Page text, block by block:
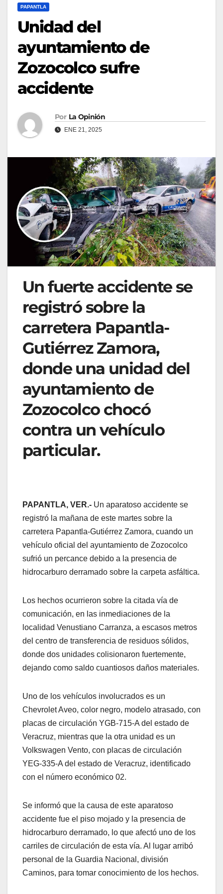
PAPANTLA
Unidad del
ayuntamiento de
Zozocolco sufre
accidente
Por La Opinión
ENE 21, 2025
Un fuerte accidente se
registró sobre la
carretera Papantla-
Gutiérrez Zamora,
donde una unidad del
ayuntamiento de
Zozocolco chocó
contra un vehículo
particular.
PAPANTLA, VER.- Un aparatoso accidente se
registró la mañana de este martes sobre la
carretera Papantla-Gutiérrez Zamora, cuando un
vehículo oficial del ayuntamiento de Zozocolco
sufrió un percance debido a la presencia de
hidrocarburo derramado sobre la carpeta asfáltica.
Los hechos ocurrieron sobre la citada vía de
comunicación, en las inmediaciones de la
localidad Venustiano Carranza, a escasos metros
del centro de transferencia de residuos sólidos,
donde dos unidades colisionaron fuertemente,
dejando como saldo cuantiosos daños materiales.
Uno de los vehículos involucrados es un
Chevrolet Aveo, color negro, modelo atrasado, con
placas de circulación YGB-715-A del estado de
Veracruz, mientras que la otra unidad es un
Volkswagen Vento, con placas de circulación
YEG-335-A del estado de Veracruz, identificado
con el número económico 02.
Se informó que la causa de este aparatoso
accidente fue el piso mojado y la presencia de
hidrocarburo derramado, lo que afectó uno de los
carriles de circulación de esta vía. Al lugar arribó
personal de la Guardia Nacional, división
Caminos, para tomar conocimiento de los hechos.